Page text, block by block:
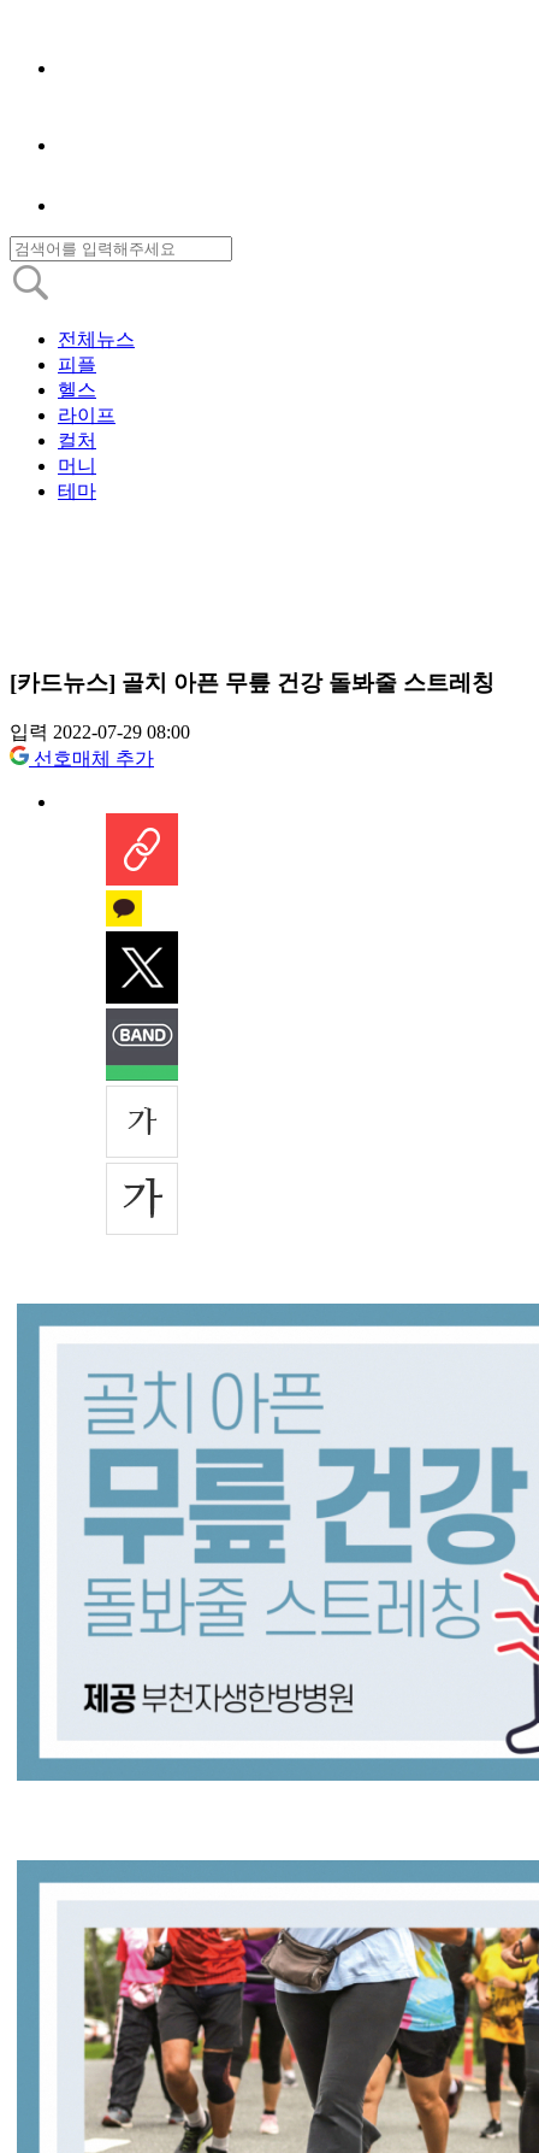
전체뉴스
피플
헬스
라이프
컬처
머니
테마
[카드뉴스] 골치 아픈 무릎 건강 돌봐줄 스트레칭
입력 2022-07-29 08:00
선호매체 추가